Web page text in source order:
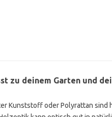
zu deinem Garten und
Kunststoff oder Polyrattan sind